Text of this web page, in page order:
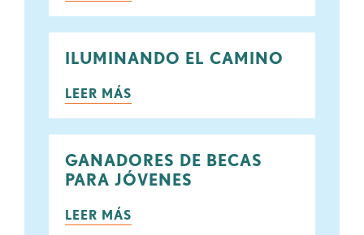
ILUMINANDO EL CAMINO
LEER MÁS
GANADORES DE BECAS
PARA JÓVENES
LEER MÁS